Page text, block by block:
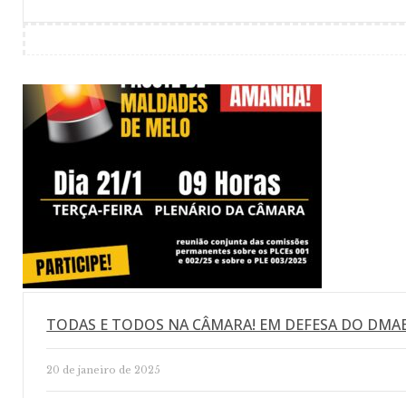
TODAS E TODOS NA CÂMARA! EM DEFESA DO
20 de janeiro de 2025